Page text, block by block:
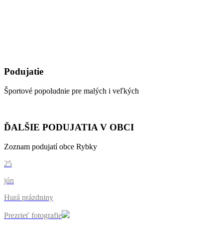
Podujatie
Športové popoludnie pre malých i veľkých
ĎALŠIE PODUJATIA V OBCI
Zoznam podujatí obce Rybky
25
jún
Hurá prázdniny
Prezrieť fotografie